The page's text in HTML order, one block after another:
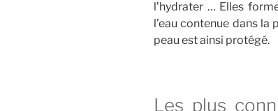
l’hydrater … Elles
l’eau contenue dans la
peau est ainsi protégé.
Les plus